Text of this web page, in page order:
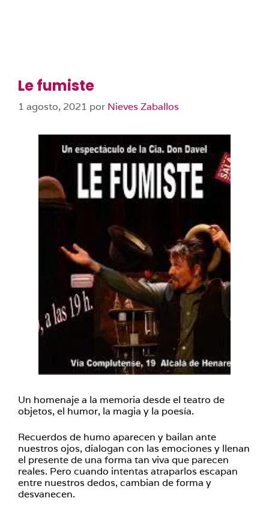
Le fumiste
1 agosto, 2021 por Nieves Zaballos
Un homenaje a la memoria desde el teatro de
objetos, el humor, la magia y la poesía.
Recuerdos de humo aparecen y bailan ante
nuestros ojos, dialogan con las emociones y llenan
el presente de una forma tan viva que parecen
reales. Pero cuando intentas atraparlos escapan
entre nuestros dedos, cambian de forma y
desvanecen.